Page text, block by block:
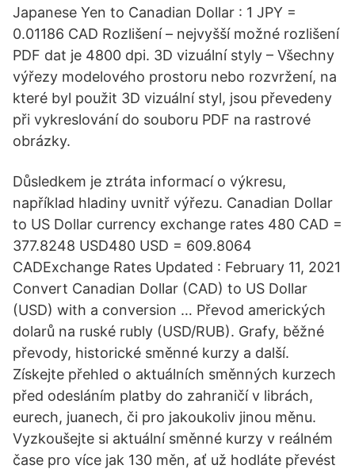
Japanese Yen to Canadian Dollar : 1 JPY =
0.01186 CAD Rozlišení – nejvyšší možné rozlišení
PDF dat je 4800 dpi. 3D vizuální styly – Všechny
výřezy modelového prostoru nebo rozvržení, na
které byl použit 3D vizuální styl, jsou převedeny
při vykreslování do souboru PDF na rastrové
obrázky.
Důsledkem je ztráta informací o výkresu,
například hladiny uvnitř výřezu. Canadian Dollar
to US Dollar currency exchange rates 480 CAD =
377.8248 USD480 USD = 609.8064
CADExchange Rates Updated : February 11, 2021
Convert Canadian Dollar (CAD) to US Dollar
(USD) with a conversion … Převod amerických
dolarů na ruské rubly (USD/RUB). Grafy, běžné
převody, historické směnné kurzy a další.
Získejte přehled o aktuálních směnných kurzech
před odesláním platby do zahraničí v librách,
eurech, juanech, či pro jakoukoliv jinou měnu.
Vyzkoušejte si aktuální směnné kurzy v reálném
čase pro více jak 130 měn, ať už hodláte převést